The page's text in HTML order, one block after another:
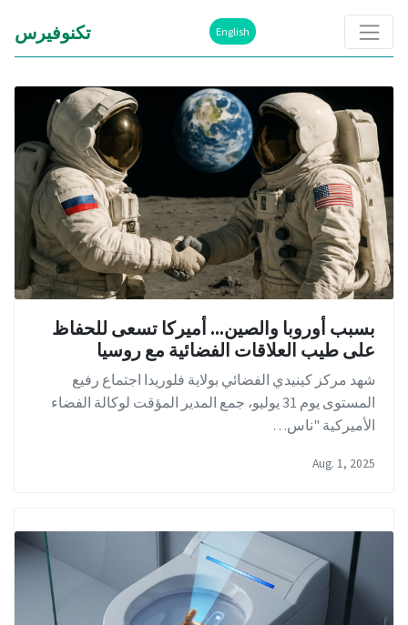
English تكنوفيرس
بسبب أوروبا والصين... أميركا تسعى للحفاظ
على طيب العلاقات الفضائية مع روسيا
شهد مركز كينيدي الفضائي بولاية فلوريدا اجتماع رفيع
المستوى يوم 31 يوليو، جمع المدير المؤقت لوكالة الفضاء
الأميركية "ناس…
Aug. 1, 2025